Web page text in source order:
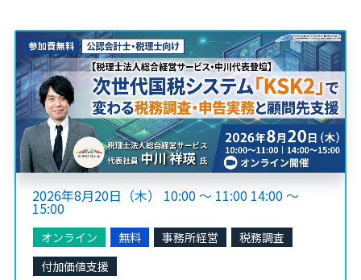
2026年8月20日（木） 10:00 ～ 11:00 14:00 ～
15:00
オンライン 無料 事務所経営
税務調査
付加価値支援